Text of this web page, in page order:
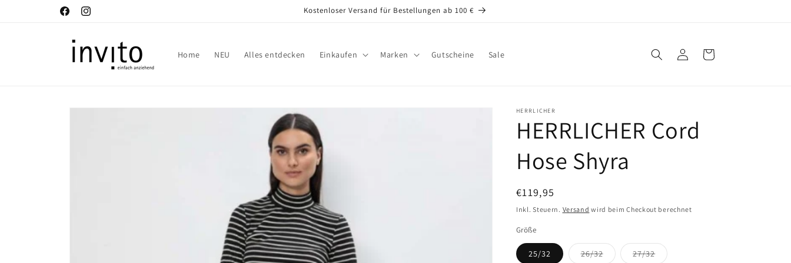
FacebookInstagram
Kostenloser Versand für Bestellungen ab 100 €
Home NEU Alles entdecken Einkaufen Marken Gutscheine Sale EinloggenWarenkorb
Zu
HERRLICHER
HERRLICHER Cord
Hose Shyra
Normaler
Preis
€119,95
Inkl. Steuern. Versand wird beim Checkout berechnet
Größe
25/32 26/32Variante27/32Variante